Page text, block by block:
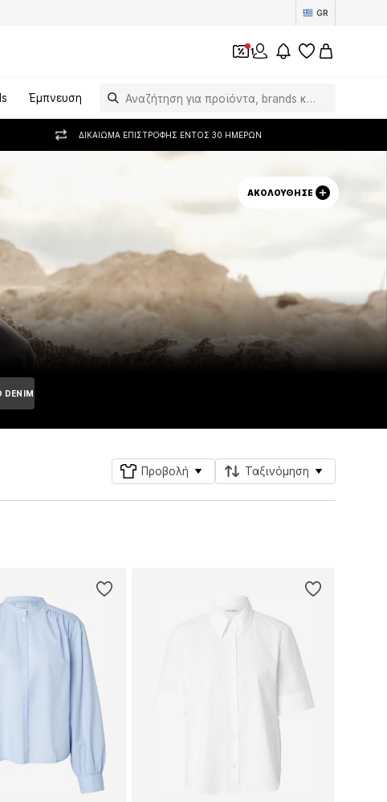
GR
1
Έμπνευση
ΔΙΚΑΊΩΜΑ ΕΠΙΣΤΡΟΦΉΣ ΕΝΤΌΣ 30 ΗΜΕΡΏΝ
ΑΚΟΛΟΎΘΗΣΕ
DENIM
Προβολή Ταξινόμηση